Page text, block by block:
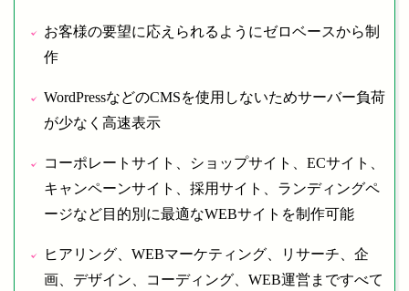
お客様の要望に応えられるようにゼロベースから制
作
WordPressなどのCMSを使用しないためサーバー負荷
が少なく高速表示
コーポレートサイト、ショップサイト、ECサイト、
キャンペーンサイト、採用サイト、ランディングペ
ージなど目的別に最適なWEBサイトを制作可能
ヒアリング、WEBマーケティング、リサーチ、企
画、デザイン、コーディング、WEB運営まですべて